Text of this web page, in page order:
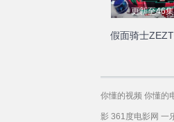
更新至46集
假面骑士
你懂的视频 你懂的
影 361度电影网 一